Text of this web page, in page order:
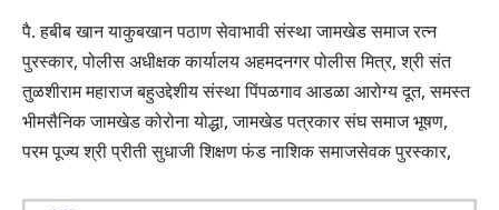
पै. हबीब खान याकुबखान पठाण सेवाभावी संस्था जामखेड समाज रत्न
पुरस्कार, पोलीस अधीक्षक कार्यालय अहमदनगर पोलीस मित्र, श्री संत
तुळशीराम महाराज बहुउद्देशीय संस्था पिंपळगाव आडळा आरोग्य दूत, समस्त
भीमसैनिक जामखेड कोरोना योद्धा, जामखेड पत्रकार संघ समाज भूषण,
परम पूज्य श्री प्रीती सुधाजी शिक्षण फंड नाशिक समाजसेवक पुरस्कार,